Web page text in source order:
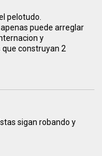
pelotudo.
puede arreglar
y
construyan 2
sigan robando y